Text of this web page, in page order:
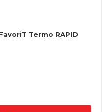
Termo RAPID